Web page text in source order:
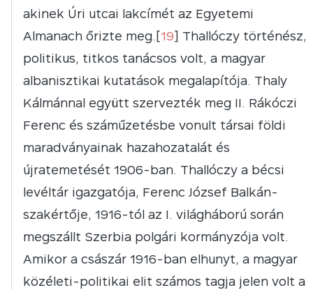
akinek Úri utcai lakcímét az Egyetemi
Almanach őrizte meg.[19] Thallóczy történész,
politikus, titkos tanácsos volt, a magyar
albanisztikai kutatások megalapítója. Thaly
Kálmánnal együtt szervezték meg II. Rákóczi
Ferenc és száműzetésbe vonult társai földi
maradványainak hazahozatalát és
újratemetését 1906-ban. Thallóczy a bécsi
levéltár igazgatója, Ferenc József Balkán-
szakértője, 1916-tól az I. világháború során
megszállt Szerbia polgári kormányzója volt.
Amikor a császár 1916-ban elhunyt, a magyar
közéleti-politikai elit számos tagja jelen volt a